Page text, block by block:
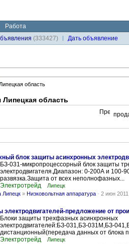
Работа
(333427)
Дaть объявление
Липецкая область
область
блок защиты асинхронных
БЗ-031-микропроцессорный блок защиты
электродвигателя.Диапазон: 0-200А и 100-
развязка.Защита от всех неполнофазных...
Электротрейд
Липецк
Липецк » Низковольтная аппаратура - 2 июн 2011
электродвигателей-предложение от
Блоки защиты трехфазных асинхронных
электродвигателей:БЗ-031,БЗ-031М,БЗ-
дистанционный(передача данных от блока
Электротрейд
Липецк